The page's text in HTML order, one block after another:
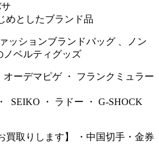
めとしたブランド品
ッションブランドバッグ 、ノン
ノベルティグッズ
オーデマピゲ ・ フランクミュラー
SEIKO ・ ラドー ・ G-SHOCK
買取りします】 ・中国切手・金券